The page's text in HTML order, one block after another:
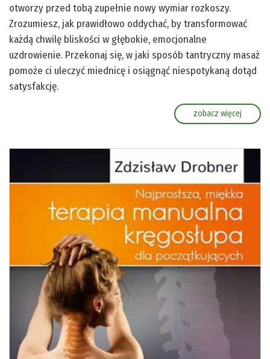
otworzy przed tobą zupełnie nowy wymiar rozkoszy.
Zrozumiesz, jak prawidłowo oddychać, by transformować
każdą chwilę bliskości w głębokie, emocjonalne
uzdrowienie. Przekonaj się, w jaki sposób tantryczny masaż
pomoże ci uleczyć miednicę i osiągnąć niespotykaną dotąd
satysfakcję.
zobacz więcej